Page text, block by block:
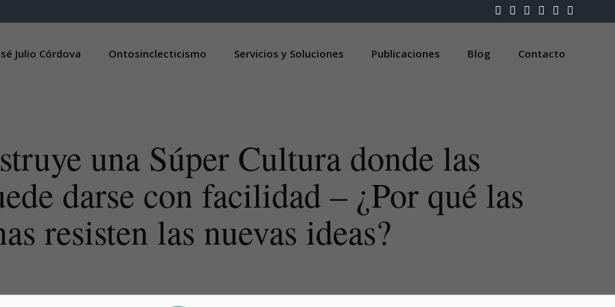
Julio Córdova Ontosinclecticismo Servicios y Soluciones Publicaciones Blog Contacto
una Súper Cultura donde las
darse con facilidad – ¿Por qué las
resisten las nuevas ideas?